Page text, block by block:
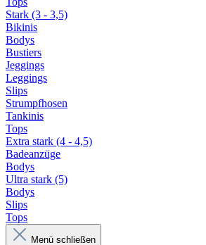
Stark (3 - 3,5)
Bikinis
Bodys
Bustiers
Jeggings
Leggings
Slips
Strumpfhosen
Tankinis
Tops
Extra stark (4 - 4,5)
Badeanzüge
Bodys
Ultra stark (5)
Bodys
Slips
Tops
Menü schließen